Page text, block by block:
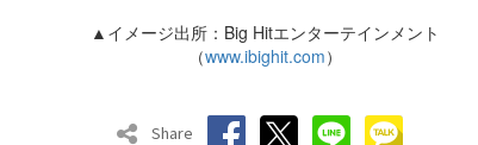
▲イメージ出所：Big Hitエンターテインメント
（www.ibighit.com）
Share